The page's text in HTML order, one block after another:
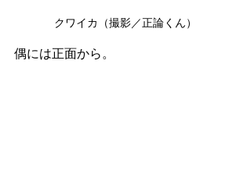
クワイカ（撮影／正論くん）
偶には正面から。